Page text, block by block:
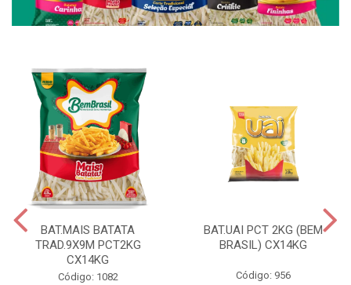
BAT.MAIS BATATA
TRAD.9X9M PCT2KG
CX14KG
Código: 1082
BAT.UAI PCT 2KG (BEM
BRASIL) CX14KG
Código: 956